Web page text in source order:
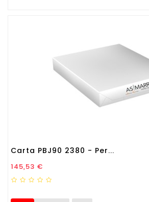
Carta PBJ90 2380 - Per...
Prezzo
145,53 €